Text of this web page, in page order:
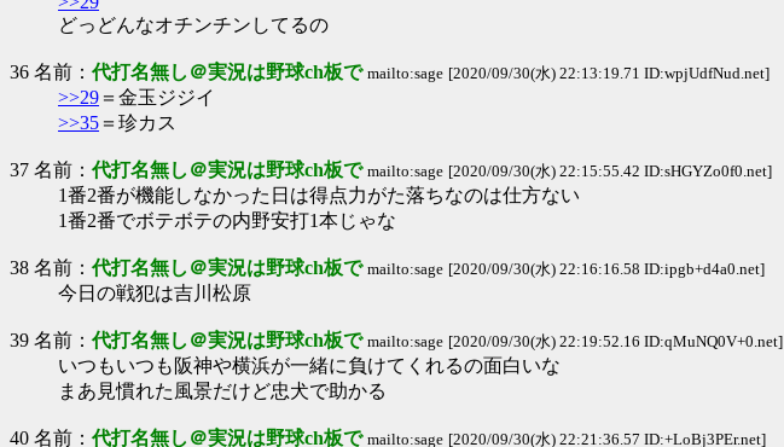
どっどんなオチンチンしてるの
36 名前： 代打名無し＠実況は野球ch板で mailto:sage [2020/09/30(水) 22:13:19.71 ID:wpjUdfNud.net]
>>29 ＝金玉ジジイ
>>35 ＝珍カス
37 名前： 代打名無し＠実況は野球ch板で mailto:sage [2020/09/30(水) 22:15:55.42 ID:sHGYZo0f0.net]
1番2番が機能しなかった日は得点力がた落ちなのは仕方ない
1番2番でボテボテの内野安打1本じゃな
38 名前： 代打名無し＠実況は野球ch板で mailto:sage [2020/09/30(水) 22:16:16.58 ID:ipgb+d4a0.net]
今日の戦犯は吉川松原
39 名前： 代打名無し＠実況は野球ch板で mailto:sage [2020/09/30(水) 22:19:52.16 ID:qMuNQ0V+0.net]
いつもいつも阪神や横浜が一緒に負けてくれるの面白いな
まあ見慣れた風景だけど忠犬で助かる
40 名前： 代打名無し＠実況は野球ch板で mailto:sage [2020/09/30(水) 22:21:36.57 ID:+LoBj3PEr.net]